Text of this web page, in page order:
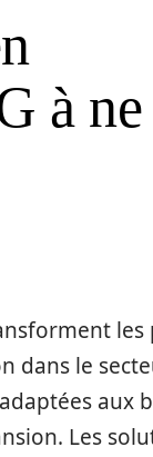
à ne
dans le
aux
Les